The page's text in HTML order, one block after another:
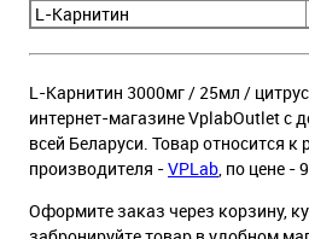
L-Карнитин
L-Карнитин 3000мг / 25мл /
интернет-магазине VplabOutlet с
всей Беларуси. Товар относится к
производителя -VPLab, по цене -
Оформите заказ через корзину,